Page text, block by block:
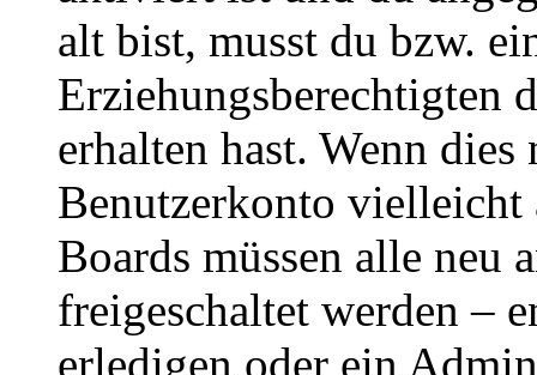
alt bist, musst du bzw.
Erziehungsberechtigten
erhalten hast. Wenn
Benutzerkonto
Boards müssen alle neu
freigeschaltet werden –
erledigen oder ein